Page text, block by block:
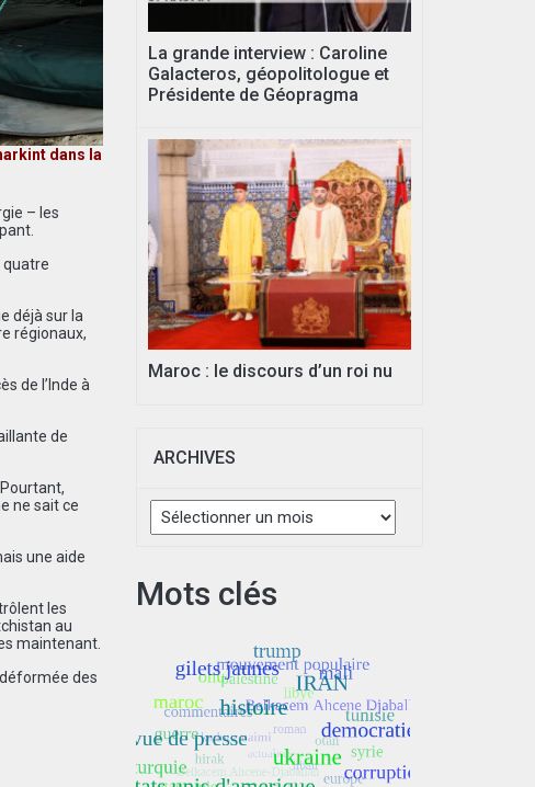
dans la
– les
quatre
déjà sur la
régionaux,
de l’Inde à
de
ne sait ce
une aide
les
au
maintenant.
des
La grande interview : Caroline
Galacteros, géopolitologue et
Présidente de Géopragma
Maroc : le discours d’un roi nu
ARCHIVES
Archives
Mots clés